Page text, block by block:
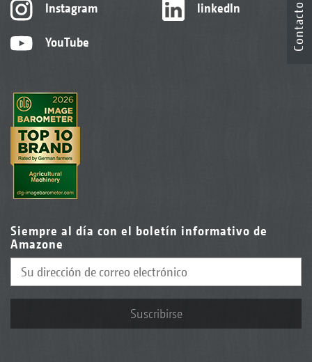
Instagram
YouTube
linkedIn
Siempre al día con el boletín informativo de
Amazone
Suscribirse
Contacto